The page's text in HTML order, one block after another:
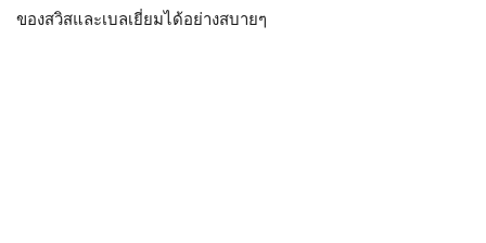
ของสวิสและเบลเยี่ยมได้อย่างสบายๆ